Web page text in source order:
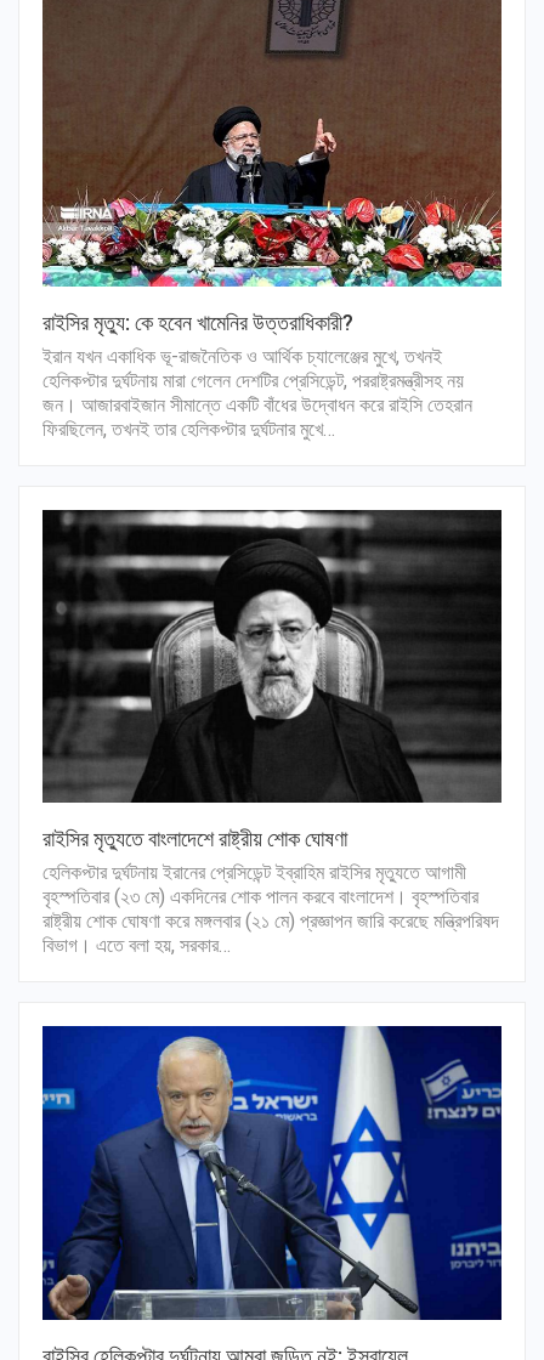
রাইসির মৃত্যু: কে হবেন খামেনির উত্তরাধিকারী?
ইরান যখন একাধিক ভূ-রাজনৈতিক ও আর্থিক চ্যালেঞ্জের মুখে, তখনই
হেলিকপ্টার দুর্ঘটনায় মারা গেলেন দেশটির প্রেসিডেন্ট, পররাষ্ট্রমন্ত্রীসহ নয়
জন। আজারবাইজান সীমান্তে একটি বাঁধের উদ্বোধন করে রাইসি তেহরান
ফিরছিলেন, তখনই তার হেলিকপ্টার দুর্ঘটনার মুখে…
রাইসির মৃত্যুতে বাংলাদেশে রাষ্ট্রীয় শোক ঘোষণা
হেলিকপ্টার দুর্ঘটনায় ইরানের প্রেসিডেন্ট ইব্রাহিম রাইসির মৃত্যুতে আগামী
বৃহস্পতিবার (২৩ মে) একদিনের শোক পালন করবে বাংলাদেশ। বৃহস্পতিবার
রাষ্ট্রীয় শোক ঘোষণা করে মঙ্গলবার (২১ মে) প্রজ্ঞাপন জারি করেছে মন্ত্রিপরিষদ
বিভাগ। এতে বলা হয়, সরকার…